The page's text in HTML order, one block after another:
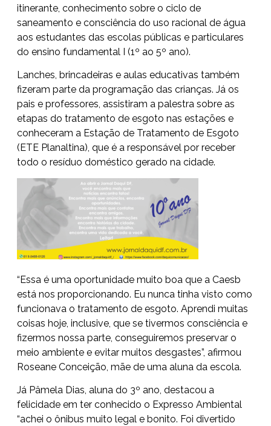
itinerante, conhecimento sobre o ciclo de
saneamento e consciência do uso racional de água
aos estudantes das escolas públicas e particulares
do ensino fundamental I (1º ao 5º ano).
Lanches, brincadeiras e aulas educativas também
fizeram parte da programação das crianças. Já os
pais e professores, assistiram a palestra sobre as
etapas do tratamento de esgoto nas estações e
conheceram a Estação de Tratamento de Esgoto
(ETE Planaltina), que é a responsável por receber
todo o resíduo doméstico gerado na cidade.
“Essa é uma oportunidade muito boa que a Caesb
está nos proporcionando. Eu nunca tinha visto como
funcionava o tratamento de esgoto. Aprendi muitas
coisas hoje, inclusive, que se tivermos consciência e
fizermos nossa parte, conseguiremos preservar o
meio ambiente e evitar muitos desgastes”, afirmou
Roseane Conceição, mãe de uma aluna da escola.
Já Pâmela Dias, aluna do 3º ano, destacou a
felicidade em ter conhecido o Expresso Ambiental
“achei o ônibus muito legal e bonito. Foi divertido